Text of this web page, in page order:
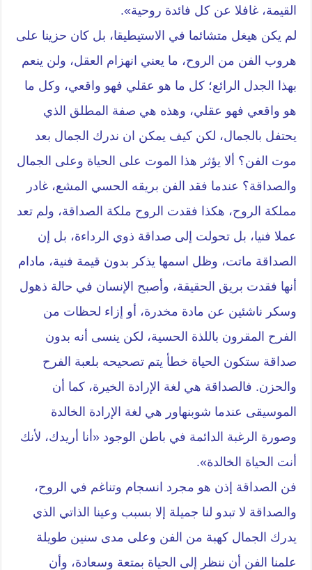
القيمة، غافلا عن كل فائدة روحية».
لم يكن هيغل متشائما في الاستيطيقا، بل كان حزينا على
هروب الفن من الروح، ما يعني انهزام العقل، ولن ينعم
بهذا الجدل الرائع؛ كل ما هو عقلي فهو واقعي، وكل ما
هو واقعي فهو عقلي، وهذه هي صفة المطلق الذي
يحتفل بالجمال، لكن كيف يمكن ان ندرك الجمال بعد
موت الفن؟ ألا يؤثر هذا الموت على الحياة وعلى الجمال
والصداقة؟ عندما فقد الفن بريقه الحسي المشع، غادر
مملكة الروح، هكذا فقدت الروح ملكة الصداقة، ولم تعد
عملا فنيا، بل تحولت إلى صداقة ذوي الرداءة، بل إن
الصداقة ماتت، وظل اسمها يذكر بدون قيمة فنية، مادام
أنها فقدت بريق الحقيقة، وأصبح الإنسان في حالة ذهول
وسكر ناشئين عن مادة مخدرة، أو إزاء لحظات من
الفرح المقرون باللذة الحسية، لكن ينسى أنه بدون
صداقة ستكون الحياة خطأ يتم تصحيحه بلعبة الفرح
والحزن. فالصداقة هي لغة الإرادة الخيرة، كما أن
الموسيقى عندما شوبنهاور هي لغة الإرادة الخالدة
وصورة الرغبة الدائمة في باطن الوجود «أنا أريدك، لأنك
أنت الحياة الخالدة».
فن الصداقة إذن هو مجرد انسجام وتناغم في الروح،
والصداقة لا تبدو لنا جميلة إلا بسبب وعينا الذاتي الذي
يدرك الجمال كهبة من الفن وعلى مدى سنين طويلة
علمنا الفن أن ننظر إلى الحياة بمتعة وسعادة، وأن